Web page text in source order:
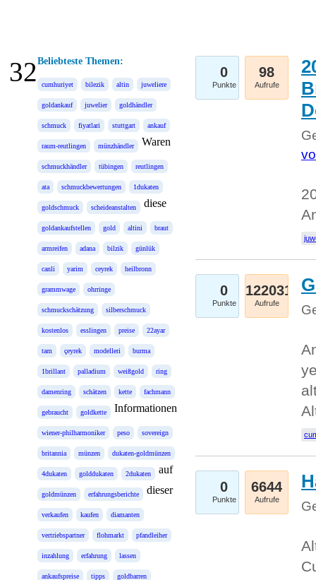
Beliebteste Themen:
cumhuriyet bilezik altin juweliere
goldankauf juwelier goldhändler
schmuck fiyatlari stuttgart ankauf
raum-reutlingen münzhändler
schmuckhändler tübingen reutlingen
ata schmuckbewertungen 1dukaten
goldschmuck scheideanstalten
goldankaufstellen gold altini braut
armreifen adana bilzik günlük
canli yarim ceyrek heilbronn
grammwage ohrringe
schmuckschätzung silberschmuck
kostenlos esslingen preise 22ayar
tam çeyrek modelleri burma
1brillant palladium weißgold ring
damenring schätzen kette fachmann
gebraucht goldkette
wiener-philharmoniker peso sovereign
britannia münzen dukaten-goldmünzen
4dukaten golddukaten 2dukaten
goldmünzen erfahrungsberichte
verkaufen kaufen diamanten
vertriebspartner flohmarkt pfandleiher
inzahlung erfahrung lassen
ankaufspreise tipps goldbarren
Waren
diese
Informationen
auf
dieser
0
Punkte
98
Aufrufe
0
Punkte
122031
Aufrufe
0
Punkte
6644
Aufrufe
32